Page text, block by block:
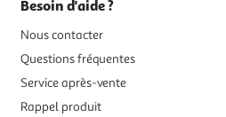
Besoin d'aide ?
Nous contacter
Questions fréquentes
Service après-vente
Rappel produit